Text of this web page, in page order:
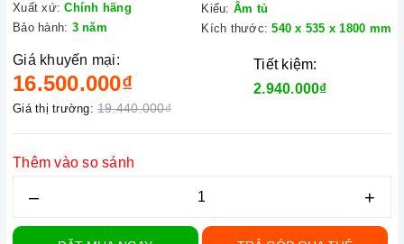
Xuất xứ: Chính hãng
Bảo hành: 3 năm
Kiểu: Âm tủ
Kích thước: 540 x 535 x 1800 mm
Giá khuyến mại:
16.500.000₫
Giá thị trường: 19.440.000₫
Tiết kiệm:
2.940.000₫
Thêm vào so sánh
– +